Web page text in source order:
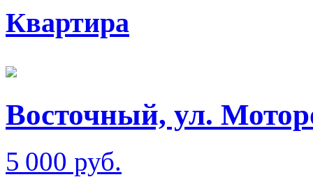
Квартира
Восточный, ул.
5 000 руб.